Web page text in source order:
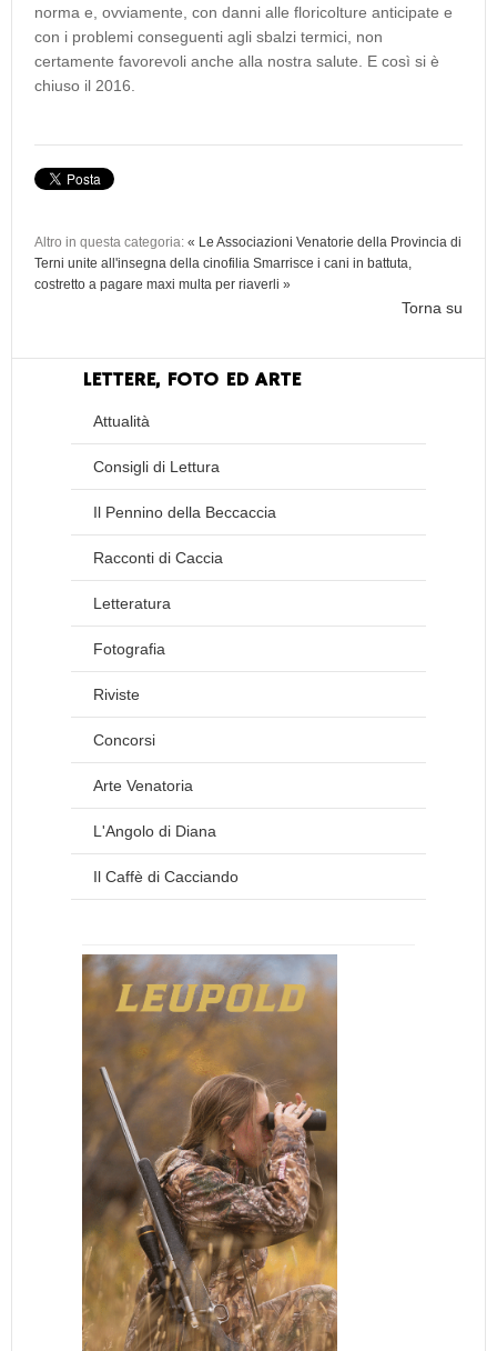
norma e, ovviamente, con danni alle floricolture anticipate e
con i problemi conseguenti agli sbalzi termici, non
certamente favorevoli anche alla nostra salute. E così si è
chiuso il 2016.
Altro in questa categoria: « Le Associazioni Venatorie della Provincia di
Terni unite all'insegna della cinofilia Smarrisce i cani in battuta,
costretto a pagare maxi multa per riaverli »
Torna su
LETTERE, FOTO ED ARTE
Attualità
Consigli di Lettura
Il Pennino della Beccaccia
Racconti di Caccia
Letteratura
Fotografia
Riviste
Concorsi
Arte Venatoria
L'Angolo di Diana
Il Caffè di Cacciando